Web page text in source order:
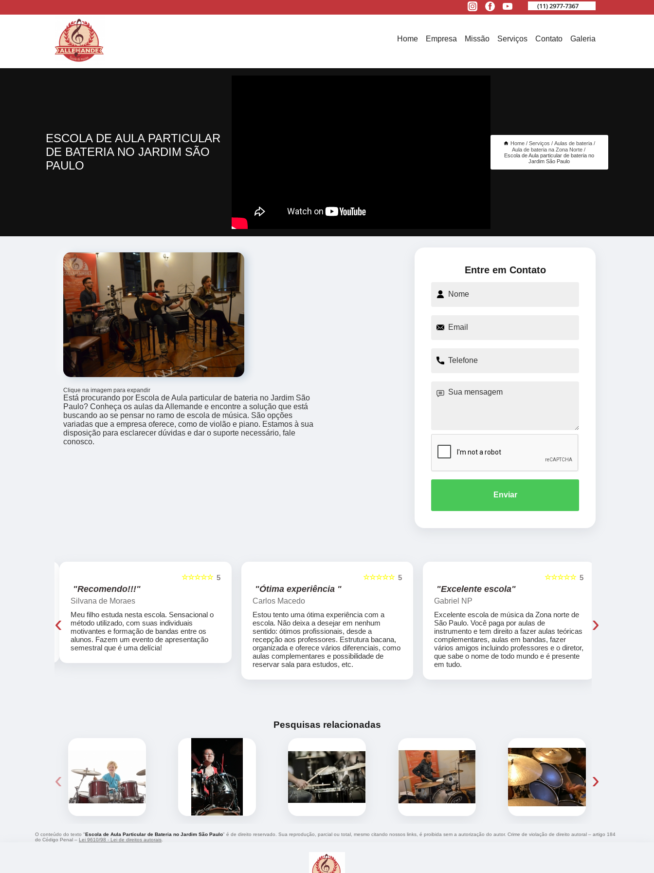
(11) 2977-7367
Home Empresa Missão Serviços Contato Galeria
ESCOLA DE AULA PARTICULAR
DE BATERIA NO JARDIM SÃO
PAULO
Home Serviços
Aulas de bateria
Aula de bateria na Zona Norte
Escola de Aula particular de bateria no
Jardim São Paulo
Clique na imagem para expandir
Está procurando por Escola de Aula particular de bateria no Jardim São
Paulo? Conheça os aulas da Allemande e encontre a solução que está
buscando ao se pensar no ramo de escola de música. São opções
variadas que a empresa oferece, como de violão e piano. Estamos à sua
disposição para esclarecer dúvidas e dar o suporte necessário, fale
conosco.
Entre em Contato
Enviar
5
☆☆☆☆☆
"Recomendo!!!"
Silvana de Moraes
Meu filho estuda nesta escola. Sensacional o
método utilizado, com suas individuais
motivantes e formação de bandas entre os
alunos. Fazem um evento de apresentação
semestral que é uma delícia!
5
☆☆☆☆☆
"Ótima experiência "
Carlos Macedo
Estou tento uma ótima experiência com a
escola. Não deixa a desejar em nenhum
sentido: ótimos profissionais, desde a
recepção aos professores. Estrutura bacana,
organizada e oferece vários diferenciais, como
aulas complementares e possibilidade de
reservar sala para estudos, etc.
5
☆☆☆☆☆
"Excelente escola"
Gabriel NP
Excelente escola de música da Zona norte de
São Paulo. Você paga por aulas de
instrumento e tem direito a fazer aulas teóricas
complementares, aulas em bandas, fazer
vários amigos incluindo professores e o diretor,
que sabe o nome de todo mundo e é presente
em tudo.
‹ ›
Pesquisas relacionadas
‹ ›
O conteúdo do texto "Escola de Aula Particular de Bateria no Jardim São Paulo" é de direito reservado. Sua reprodução, parcial ou total, mesmo citando nossos links, é proibida sem a autorização do autor. Crime de violação de direito autoral – artigo 184
do Código Penal – Lei 9610/98 - Lei de direitos autorais